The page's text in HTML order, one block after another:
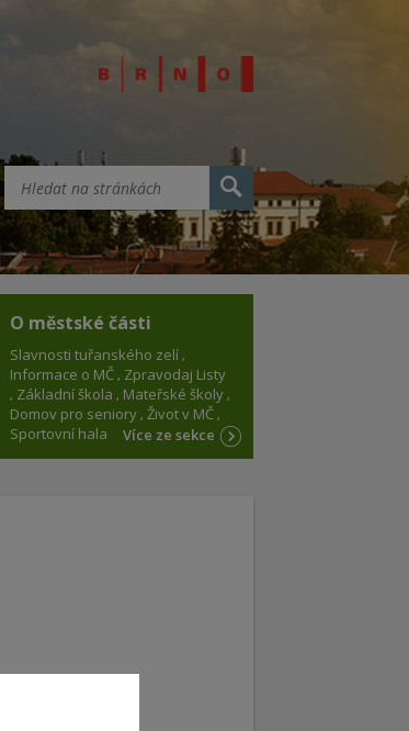
O městské části
Slavnosti tuřanského zelí
Informace o MČ Zpravodaj Listy
Základní škola
Mateřské školy
Domov pro seniory Život v MČ
Sportovní hala
Více ze sekce